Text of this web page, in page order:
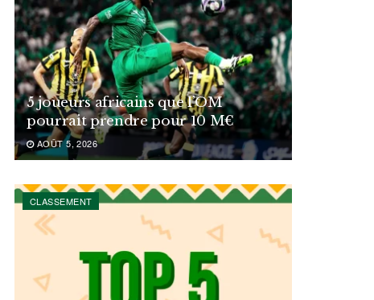
5 joueurs africains que l’OM
pourrait prendre pour 10 M€
AOÛT 5, 2026
CLASSEMENT